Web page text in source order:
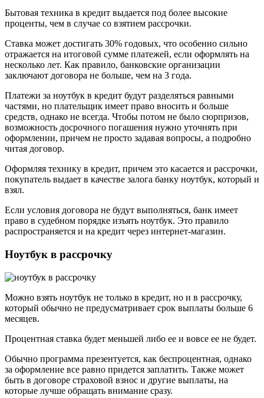
Бытовая техника в кредит выдается под более высокие
проценты, чем в случае со взятием рассрочки.
Ставка может достигать 30% годовых, что особенно сильно
отражается на итоговой сумме платежей, если оформлять на
несколько лет. Как правило, банковские организации
заключают договора не больше, чем на 3 года.
Платежи за ноутбук в кредит будут разделяться равными
частями, но плательщик имеет право вносить и больше
средств, однако не всегда. Чтобы потом не было сюрпризов,
возможность досрочного погашения нужно уточнять при
оформлении, причем не просто задавая вопросы, а подробно
читая договор.
Оформляя технику в кредит, причем это касается и рассрочки,
покупатель выдает в качестве залога банку ноутбук, который и
взял.
Если условия договора не будут выполняться, банк имеет
право в судебном порядке изъять ноутбук. Это правило
распространяется и на кредит через интернет-магазин.
Ноутбук в рассрочку
Можно взять ноутбук не только в кредит, но и в рассрочку,
который обычно не предусматривает срок выплаты больше 6
месяцев.
Процентная ставка будет меньшей либо ее и вовсе ее не будет.
Обычно программа презентуется, как беспроцентная, однако
за оформление все равно придется заплатить. Также может
быть в договоре страховой взнос и другие выплаты, на
которые лучше обращать внимание сразу.